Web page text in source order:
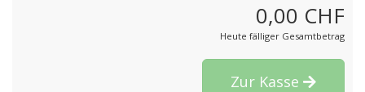
0,00 CHF
Heute fälliger Gesamtbetrag
Zur Kasse